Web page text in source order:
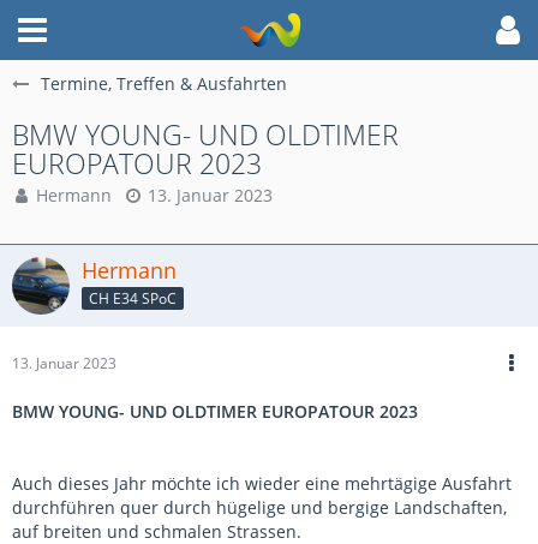
Termine, Treffen & Ausfahrten
BMW YOUNG- UND OLDTIMER
EUROPATOUR 2023
Hermann 13. Januar 2023
Hermann
CH E34 SPoC
13. Januar 2023
BMW YOUNG- UND OLDTIMER EUROPATOUR 2023
Auch dieses Jahr möchte ich wieder eine mehrtägige Ausfahrt
durchführen quer durch hügelige und bergige Landschaften,
auf breiten und schmalen Strassen.